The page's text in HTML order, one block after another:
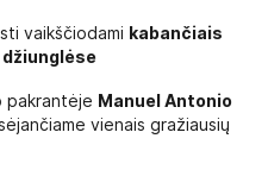
vaikščiodami kabančiais
pakrantėje Manuel Antonio
vienais gražiausių